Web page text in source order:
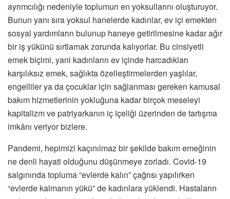
ayrımcılığı nedeniyle toplumun en yoksullarını oluşturuyor.
Bunun yanı sıra yoksul hanelerde kadınlar, ev içi emekten
sosyal yardımların bulunup haneye getirilmesine kadar ağır
bir iş yükünü sırtlamak zorunda kalıyorlar. Bu cinsiyetli
emek biçimi, yani kadınların ev içinde harcadıkları
karşılıksız emek, sağlıkta özelleştirmelerden yaşlılar,
engelliler ya da çocuklar için sağlanması gereken kamusal
bakım hizmetlerinin yokluğuna kadar birçok meseleyi
kapitalizm ve patriyarkanın iç içeliği üzerinden de tartışma
imkânı veriyor bizlere.
Pandemi, hepimizi kaçınılmaz bir şekilde bakım emeğinin
ne denli hayati olduğunu düşünmeye zorladı. Covid-19
salgınında topluma “evlerde kalın” çağrısı yapılırken
“evlerde kalmanın yükü” de kadınlara yüklendi. Hastaların